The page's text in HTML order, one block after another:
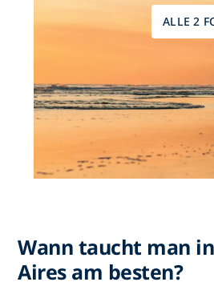
ALLE 2
Wann taucht man
Aires am besten?